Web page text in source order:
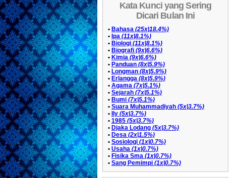
Kata Kunci yang Sering
Dicari Bulan Ini
• Bahasa (25x|18.4%)
• Ipa (11x|8.1%)
• Biologi (11x|8.1%)
• Biografi (9x|6.6%)
• Kimia (9x|6.6%)
• Panduan (8x|5.9%)
• Longman (8x|5.9%)
• Erlangga (8x|5.9%)
• Agama (7x|5.1%)
• Sejarah (7x|5.1%)
• Bumi (7x|5.1%)
• Suara Muhammadiyah (5x|3.7%)
•
Ily (5x|3.7%)
• 1985 (5x|3.7%)
• Djaka Lodang (5x|3.7%)
• Desa (2x|1.5%)
• Sosiologi (1x|0.7%)
• Usaha (1x|0.7%)
• Fisika Sma (1x|0.7%)
• Sang Pemimpi (1x|0.7%)